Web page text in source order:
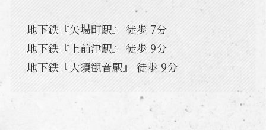
地下鉄『矢場町駅』 徒歩 7分
地下鉄『上前津駅』 徒歩 9分
地下鉄『大須観音駅』 徒歩 9分